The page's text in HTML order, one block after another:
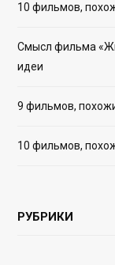
10 фильмов,
Смысл фильма
идеи
9 фильмов,
10 фильмов,
РУБРИКИ